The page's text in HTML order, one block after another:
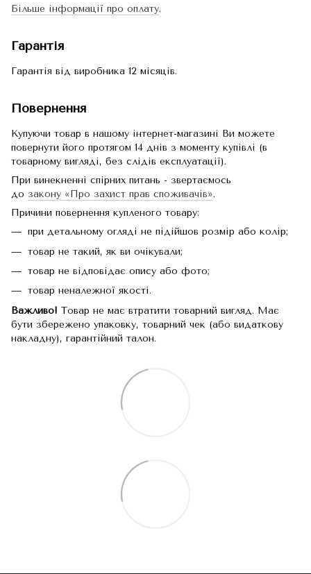
Більше інформації про оплату.
Гарантія
Гарантія від виробника 12 місяців.
Повернення
Купуючи товар в нашому інтернет-магазині Ви можете
повернути його протягом 14 днів з моменту купівлі (в
товарному вигляді, без слідів експлуатації).
При винекненні спірних питань - звертаємось
до закону «Про захист прав споживачів».
Причини повернення купленого товару:
при детальному огляді не підійшов розмір або колір;
товар не такий, як ви очікували;
товар не відповідає опису або фото;
товар неналежної якості.
Важливо! Товар не має втратити товарний вигляд. Має
бути збережено упаковку, товарний чек (або видаткову
накладну), гарантійний талон.